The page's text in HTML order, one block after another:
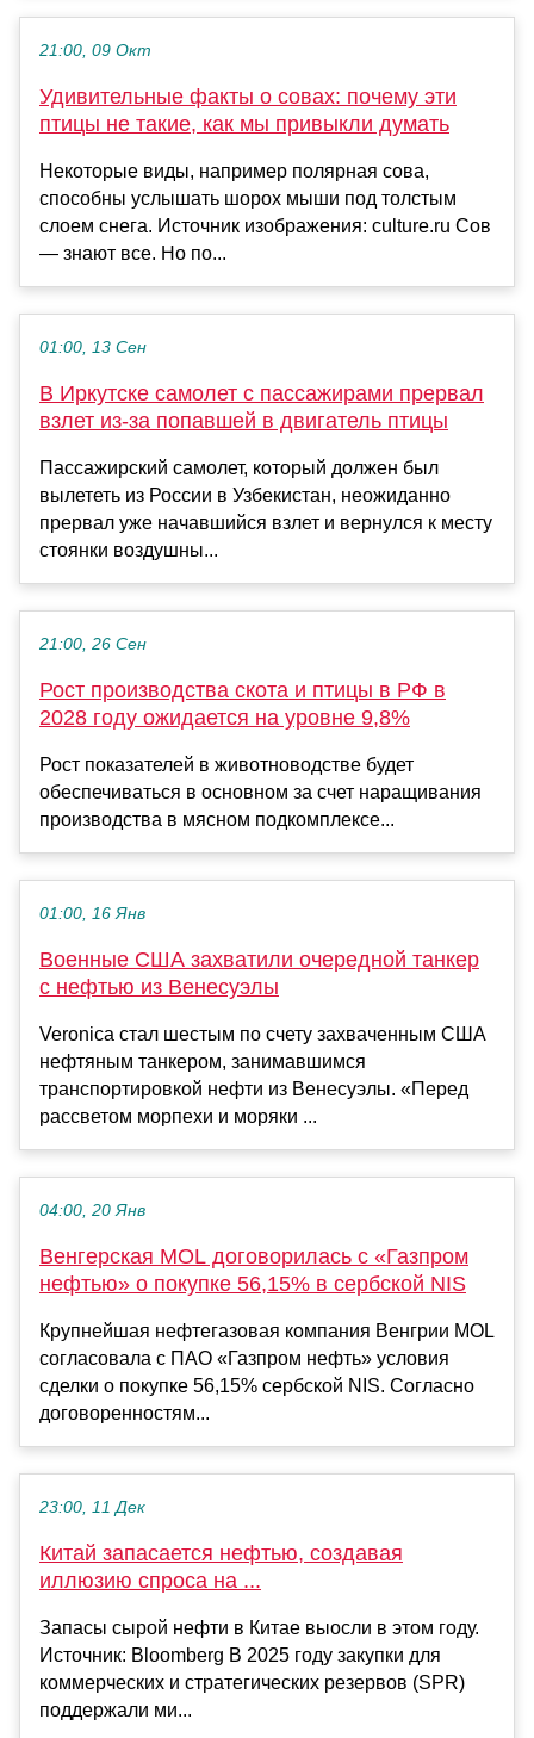
21:00, 09 Окт
Удивительные факты о совах: почему эти
птицы не такие, как мы привыкли думать
Некоторые виды, например полярная сова,
способны услышать шорох мыши под толстым
слоем снега. Источник изображения: culture.ru Сов
— знают все. Но по...
01:00, 13 Сен
В Иркутске самолет с пассажирами прервал
взлет из-за попавшей в двигатель птицы
Пассажирский самолет, который должен был
вылететь из России в Узбекистан, неожиданно
прервал уже начавшийся взлет и вернулся к месту
стоянки воздушны...
21:00, 26 Сен
Рост производства скота и птицы в РФ в
2028 году ожидается на уровне 9,8%
Рост показателей в животноводстве будет
обеспечиваться в основном за счет наращивания
производства в мясном подкомплексе...
01:00, 16 Янв
Военные США захватили очередной танкер
с нефтью из Венесуэлы
Veronica стал шестым по счету захваченным США
нефтяным танкером, занимавшимся
транспортировкой нефти из Венесуэлы. «Перед
рассветом морпехи и моряки ...
04:00, 20 Янв
Венгерская MOL договорилась с «Газпром
нефтью» о покупке 56,15% в сербской NIS
Крупнейшая нефтегазовая компания Венгрии MOL
согласовала с ПАО «Газпром нефть» условия
сделки о покупке 56,15% сербской NIS. Согласно
договоренностям...
23:00, 11 Дек
Китай запасается нефтью, создавая
иллюзию спроса на ...
Запасы сырой нефти в Китае выосли в этом году.
Источник: Bloomberg В 2025 году закупки для
коммерческих и стратегических резервов (SPR)
поддержали ми...